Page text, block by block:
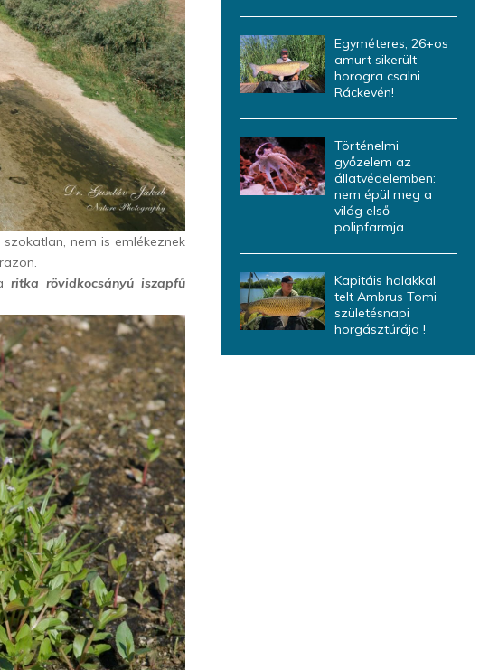
nem is emlékeznek
ritka rövidkocsányú iszapfű
Egyméteres, 26+os
amurt sikerült
horogra csalni
Ráckevén!
Történelmi
győzelem az
állatvédelemben:
nem épül meg a
világ első
polipfarmja
Kapitáis halakkal
telt Ambrus Tomi
születésnapi
horgásztúrája !